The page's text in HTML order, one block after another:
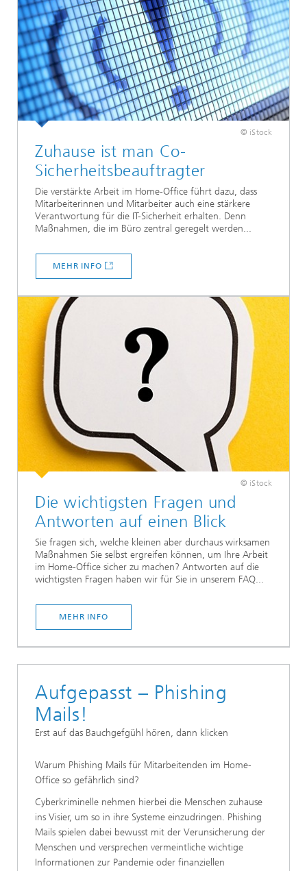
© iStock
Zuhause ist man Co-
Sicherheitsbeauftragter
Die verstärkte Arbeit im Home-Office führt dazu, dass
Mitarbeiterinnen und Mitarbeiter auch eine stärkere
Verantwortung für die IT-Sicherheit erhalten. Denn
Maßnahmen, die im Büro zentral geregelt werden...
MEHR INFO
© iStock
Die wichtigsten Fragen und
Antworten auf einen Blick
Sie fragen sich, welche kleinen aber durchaus wirksamen
Maßnahmen Sie selbst ergreifen können, um Ihre Arbeit
im Home-Office sicher zu machen? Antworten auf die
wichtigsten Fragen haben wir für Sie in unserem FAQ...
MEHR INFO
Aufgepasst – Phishing
Mails!
Erst auf das Bauchgefgühl hören, dann klicken
Warum Phishing Mails für Mitarbeitenden im Home-
Office so gefährlich sind?
Cyberkriminelle nehmen hierbei die Menschen zuhause
ins Visier, um so in ihre Systeme einzudringen. Phishing
Mails spielen dabei bewusst mit der Verunsicherung der
Menschen und versprechen vermeintliche wichtige
Informationen zur Pandemie oder finanziellen